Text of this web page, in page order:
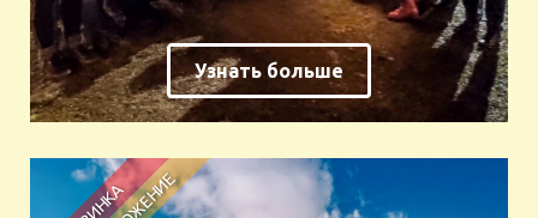
Узнать больше